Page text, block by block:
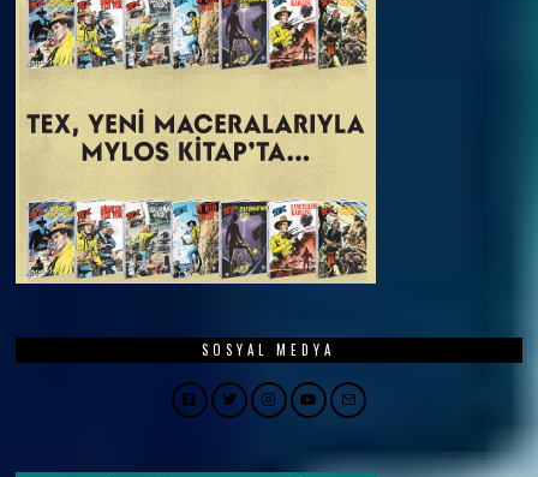
SOSYAL MEDYA
Facebook
TwitterInstagram
YouTubeEmail